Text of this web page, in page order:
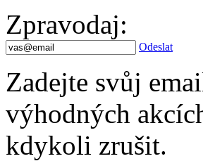
Zpravodaj:
Odeslat
Zadejte svůj
výhodných
kdykoli zrušit.